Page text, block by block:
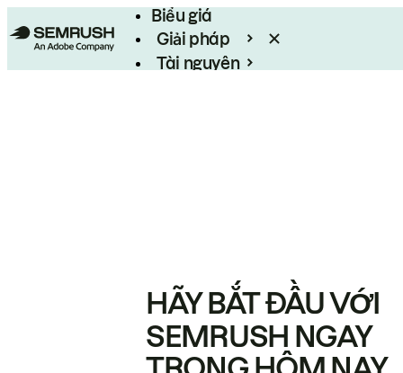
Biểu giá
Giải pháp
Tài nguyên
HÃY BẮT ĐẦU VỚI
SEMRUSH NGAY